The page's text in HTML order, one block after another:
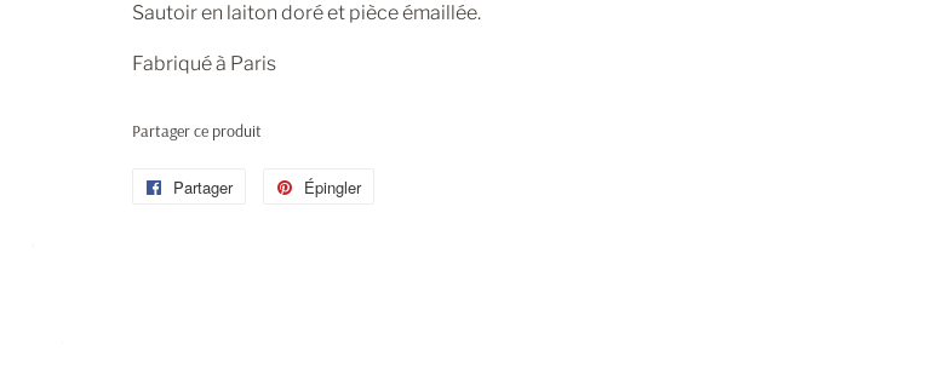
Sautoir en laiton doré et pièce émaillée.
Fabriqué à Paris
Partager ce produit
Partager
Partager Épingler